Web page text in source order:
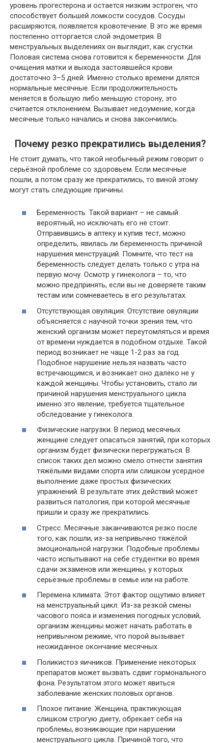
уровень прогестерона и остается низким эстроген, что
способствует большей ломкости сосудов. Сосуды
расширяются, появляется кровотечение. В это же время
постепенно отторгается слой эндометрия. В
менструальных выделениях он выглядит, как сгустки.
Половая система снова готовится к беременности. Для
очищения матки и выхода застоявшейся крови
достаточно 3–5 дней. Именно столько времени длятся
нормальные месячные. Если продолжительность
меняется в большую либо меньшую сторону, это
считается отклонением. Вызывает недоумение, когда
месячные только начались и снова закончились.
Почему резко прекратились выделения?
Не стоит думать, что такой необычный режим говорит о
серьёзной проблеме со здоровьем. Если месячные
пошли, а потом сразу же прекратились, то виной этому
могут стать следующие причины.
Беременность. Такой вариант – не самый
вероятный, но исключать его не стоит.
Отправившись в аптеку и купив тест, можно
определить, явилась ли беременность причиной
нарушения менструаций. Помните, что тест на
беременность следует делать только с утра на
первую мочу. Осмотр у гинеколога – то, что
можно предпринять, если вы не доверяете таким
тестам или сомневаетесь в его результатах.
Отсутствующая овуляция. Отсутствие овуляции
объясняется с научной точки зрения тем, что
женский организм может переутомляться и время
от времени нуждается в подобном отдыхе. Такой
период возникает не чаще 1-2 раз за год.
Подобное нарушение нельзя назвать часто
встречающимся, и возникает оно далеко не у
каждой женщины. Чтобы установить, стало ли
причиной нарушения менструального цикла
именно это явление, требуется тщательное
обследование у гинеколога.
Физические нагрузки. В период месячных
женщине следует опасаться занятий, при которых
организм будет физически перегружаться. В
список таких дел можно смело отнести занятия
тяжёлыми видами спорта или слишком усердное
выполнение даже простых физических
упражнений. В результате этих действий может
развиться патология, при которой месячные
пришли и сразу же прекратились.
Стресс. Месячные заканчиваются резко после
того, как пошли, из-за непривычно тяжёлой
эмоциональной нагрузки. Подобные проблемы
часто испытывают на себе студентки во время
сдачи экзаменов или женщины, у которых
серьёзные проблемы в семье или на работе.
Перемена климата. Этот фактор ощутимо влияет
на менструальный цикл. Из-за резкой смены
часового пояса и изменения погодных условий,
организм женщины может начать работать в
непривычном режиме, что порой вызывает
неожиданное окончание месячных.
Поликистоз яичников. Применение некоторых
препаратов может вызвать сдвиг гормонального
фона. Результатом этого может явиться
заболевание женских половых органов.
Плохое питание. Женщина, практикующая
слишком строгую диету, обрекает себя на
проблемы, возникающие при нарушении
менструального цикла. Причиной того, что